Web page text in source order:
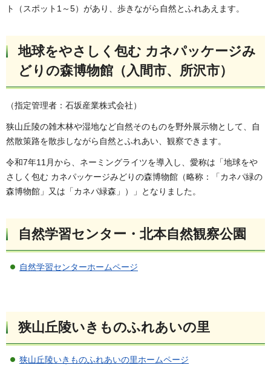
ト（スポット1～5）があり、歩きながら自然とふれあえます。
地球をやさしく包む カネパッケージみ
どりの森博物館（入間市、所沢市）
（指定管理者：石坂産業株式会社）
狭山丘陵の雑木林や湿地など自然そのものを野外展示物として、自
然散策路を散歩しながら自然とふれあい、観察できます。
令和7年11月から、ネーミングライツを導入し、愛称は「地球をや
さしく包む カネパッケージみどりの森博物館（略称：「カネパ緑の
森博物館」又は「カネパ緑森」）」となりました。
自然学習センター・北本自然観察公園
自然学習センターホームページ
狭山丘陵いきものふれあいの里
狭山丘陵いきものふれあいの里ホームページ